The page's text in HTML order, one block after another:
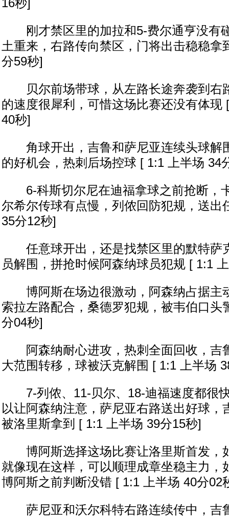
16秒]
刚才禁区里的加拉和5-费尔通亨没有
土重来，右路传向禁区，门将出击稳稳拿
分59秒]
贝尔前场带球，从左路长途奔袭到右
的速度很犀利，可惜这场比赛还没有体现
40秒]
角球开出，吉鲁和萨尼亚连续头球解
的好机会，热刺后场控球 [ 1:1 上半场 34
6-科斯切尔尼在迪福拿球之前抢断，
尔希尔传球有点慢，列侬回防犯规，送出
35分12秒]
任意球开出，还是找禁区里的默特萨
员解围，拼抢时候阿森纳球员犯规 [ 1:1
博阿斯在场边很激动，阿森纳占据主
索拉左路配合，桑德罗犯规，被韦伯口头
分04秒]
阿森纳耐心进攻，热刺全面回收，吉
大范围转移，球被沃克解围 [ 1:1 上半场
7-列侬、11-贝尔、18-迪福速度都很
以让阿森纳注意，萨尼亚右路送出好球，
被洛里斯拿到 [ 1:1 上半场 39分15秒]
博阿斯选择这场比赛让洛里斯首发，
就像现在这样，可以顺理成章坐稳主力，
博阿斯之前判断没错 [ 1:1 上半场 40分02
萨尼亚和沃尔科特右路连续传中，吉